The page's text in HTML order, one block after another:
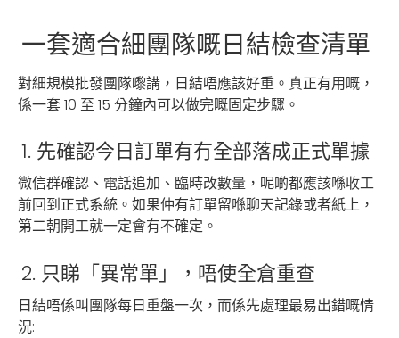
一套適合細團隊嘅日結檢查清單
對細規模批發團隊嚟講，日結唔應該好重。真正有用嘅，
係一套 10 至 15 分鐘內可以做完嘅固定步驟。
1. 先確認今日訂單有冇全部落成正式單據
微信群確認、電話追加、臨時改數量，呢啲都應該喺收工
前回到正式系統。如果仲有訂單留喺聊天記錄或者紙上，
第二朝開工就一定會有不確定。
2. 只睇「異常單」，唔使全倉重查
日結唔係叫團隊每日重盤一次，而係先處理最易出錯嘅情
況: